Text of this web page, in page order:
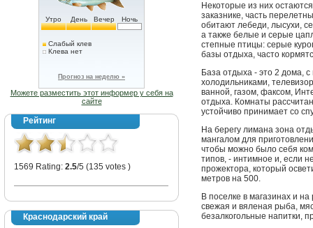
Утро День Вечер Ночь
Слабый клев
Клева нет
Прогноз на неделю »
Можете разместить этот информер у себя на
сайте
Рейтинг
1569 Rating: 2.5/5 (135 votes )
Краснодарский край
Некоторые из них
заказнике, часть
обитают лебеди, лысухи,
а также белые и серые
степные птицы: серые
базы отдыха, часто
База отдыха - это 2 дома,
холодильниками,
ванной, газом, факсом,
отдыха. Комнаты
устойчиво принимает со
На берегу лимана зона
мангалом для
чтобы можно было себя
типов, - интимное и, если
прожектора, который
метров на 500.
В поселке в магазинах и
свежая и вяленая рыба,
безалкогольные напитки,